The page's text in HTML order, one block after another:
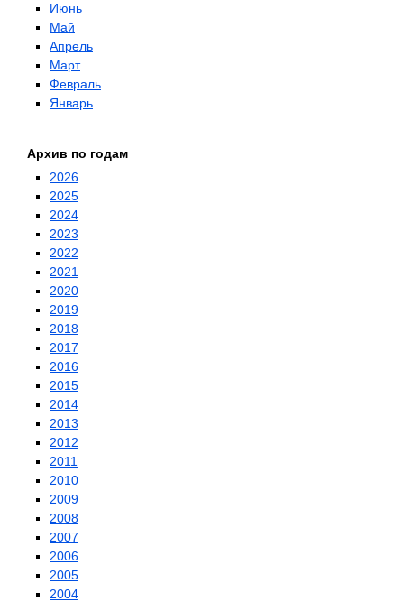
Июнь
Май
Апрель
Март
Февраль
Январь
Архив по годам
2026
2025
2024
2023
2022
2021
2020
2019
2018
2017
2016
2015
2014
2013
2012
2011
2010
2009
2008
2007
2006
2005
2004